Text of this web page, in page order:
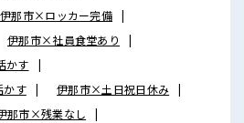
伊那市×ロッカー完備
伊那市×社員食堂あり
かす
かす
伊那市×土日祝日休み
那市×残業なし